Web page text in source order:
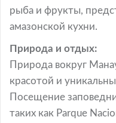
рыба и фрукты,
амазонской кухни.
Природа и отдых:
Природа вокруг
красотой и
Посещение
таких как Parque